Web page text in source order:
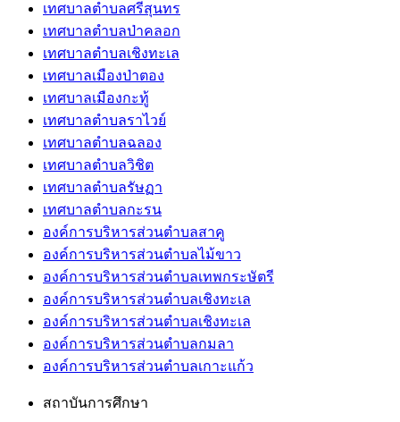
เทศบาลตำบลศรีสุนทร
เทศบาลตำบลป่าคลอก
เทศบาลตำบลเชิงทะเล
เทศบาลเมืองป่าตอง
เทศบาลเมืองกะทู้
เทศบาลตำบลราไวย์
เทศบาลตำบลฉลอง
เทศบาลตำบลวิชิต
เทศบาลตำบลรัษฏา
เทศบาลตำบลกะรน
องค์การบริหารส่วนตำบลสาคู
องค์การบริหารส่วนตำบลไม้ขาว
องค์การบริหารส่วนตำบลเทพกระษัตรี
องค์การบริหารส่วนตำบลเชิงทะเล
องค์การบริหารส่วนตำบลเชิงทะเล
องค์การบริหารส่วนตำบลกมลา
องค์การบริหารส่วนตำบลเกาะแก้ว
สถาบันการศึกษา